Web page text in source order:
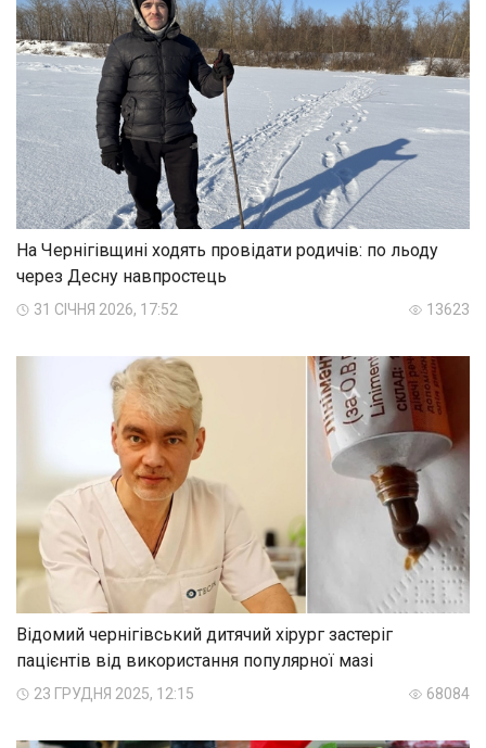
На Чернігівщині ходять провідати родичів: по льоду
через Десну навпростець
31 СІЧНЯ 2026, 17:52 13623
Відомий чернігівський дитячий хірург застеріг
пацієнтів від використання популярної мазі
23 ГРУДНЯ 2025, 12:15 68084